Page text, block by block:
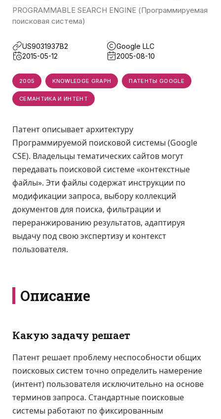
PROGRAMMABLE SEARCH ENGINE (Программируемая
поисковая система)
US9031937B2
Google LLC
2015-05-12
2005-08-10
2005 KNOWLEDGE GRAPH ПАТЕНТЫ GOOGLE
СЕМАНТИКА И ИНТЕНТ
Патент описывает архитектуру
Программируемой поисковой системы (Google
CSE). Владельцы тематических сайтов могут
передавать поисковой системе «контекстные
файлы». Эти файлы содержат инструкции по
модификации запроса, выбору коллекций
документов для поиска, фильтрации и
переранжированию результатов, адаптируя
выдачу под свою экспертизу и контекст
пользователя.
Описание
Какую задачу решает
Патент решает проблему неспособности общих
поисковых систем точно определить намерение
(интент) пользователя исключительно на основе
терминов запроса. Стандартные поисковые
системы работают по фиксированным